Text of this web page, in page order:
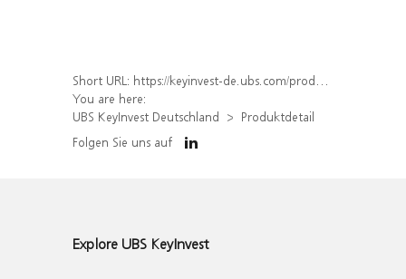
Short URL: https://keyinvest-de.ubs.com/produkt/detail/index/isin/DE000WA5FC70
You are here:
UBS KeyInvest Deutschland
Produktdetail
Folgen Sie uns auf
Explore UBS KeyInvest